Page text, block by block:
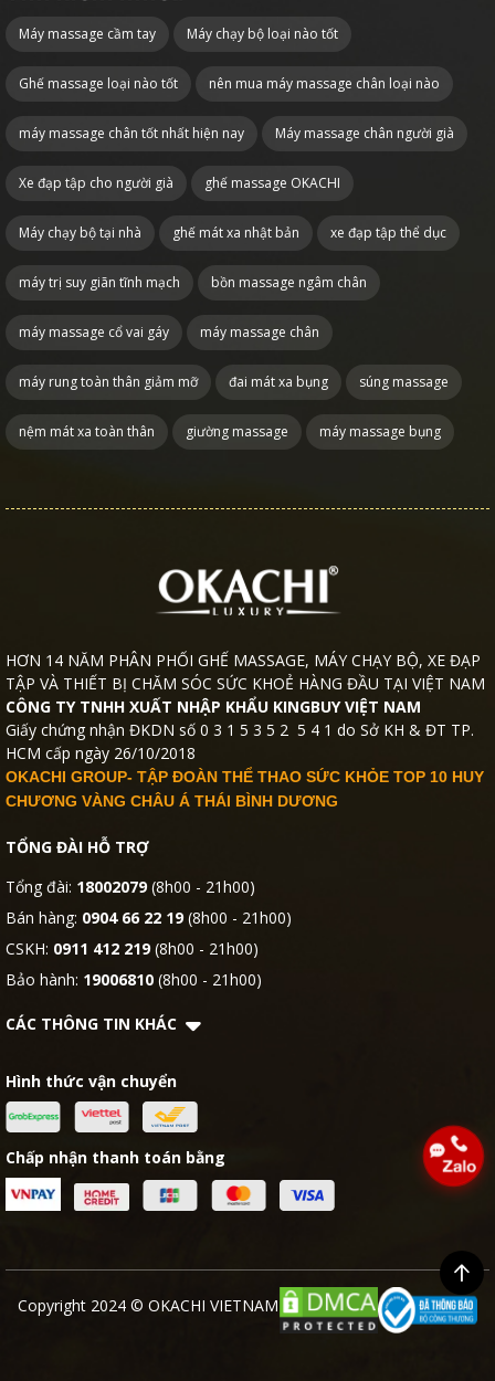
Máy massage cầm tay Máy chạy bộ loại nào tốt
Ghế massage loại nào tốt nên mua máy massage chân loại nào
máy massage chân tốt nhất hiện nay Máy massage chân người già
Xe đạp tập cho người già ghế massage OKACHI
Máy chạy bộ tại nhà ghế mát xa nhật bản xe đạp tập thể dục
máy trị suy giãn tĩnh mạch bồn massage ngâm chân
máy massage cổ vai gáy máy massage chân
máy rung toàn thân giảm mỡ đai mát xa bụng súng massage
nệm mát xa toàn thân giường massage máy massage bụng
HƠN 14 NĂM PHÂN PHỐI GHẾ MASSAGE, MÁY CHẠY BỘ, XE ĐẠP
TẬP VÀ THIẾT BỊ CHĂM SÓC SỨC KHOẺ HÀNG ĐẦU TẠI VIỆT NAM
CÔNG TY TNHH XUẤT NHẬP KHẨU KINGBUY VIỆT NAM
Giấy chứng nhận ĐKDN số 0 3 1 5 3 5 2 5 4 1 do Sở KH & ĐT TP.
HCM cấp ngày 26/10/2018
OKACHI GROUP- TẬP ĐOÀN THỂ THAO SỨC KHỎE TOP 10 HUY
CHƯƠNG VÀNG CHÂU Á THÁI BÌNH DƯƠNG
TỔNG ĐÀI HỖ TRỢ
Tổng đài: 18002079(8h00 - 21h00)
Bán hàng: 0904 66 22 19(8h00 - 21h00)
CSKH: 0911 412 219(8h00 - 21h00)
Bảo hành: 19006810 (8h00 - 21h00)
CÁC THÔNG TIN KHÁC
Hình thức vận chuyển
Chấp nhận thanh toán bằng
Copyright 2024 © OKACHI VIETNAM